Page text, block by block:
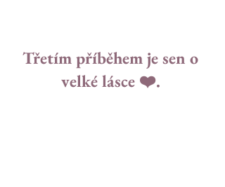
Třetím příběhem je sen o
velké lásce ❤️.